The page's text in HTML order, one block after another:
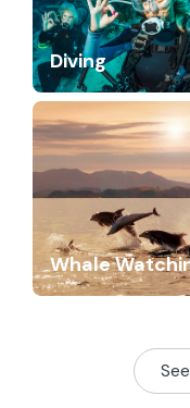
Diving
Whale